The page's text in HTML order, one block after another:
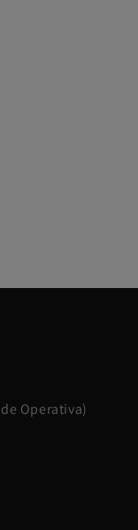
Operativa)